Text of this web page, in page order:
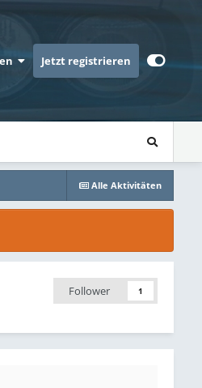
Jetzt registrieren
Alle Aktivitäten
Follower 1